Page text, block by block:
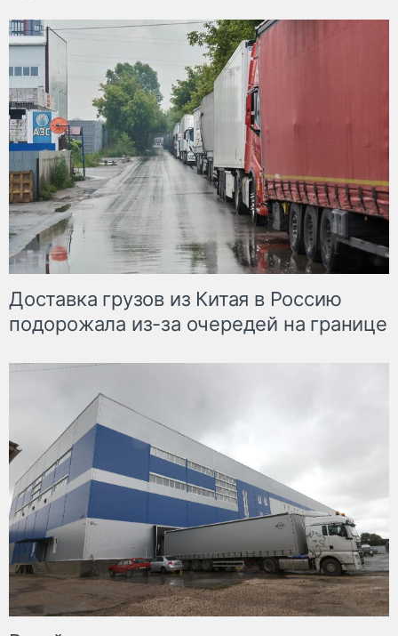
Доставка грузов из Китая в Россию
подорожала из-за очередей на границе